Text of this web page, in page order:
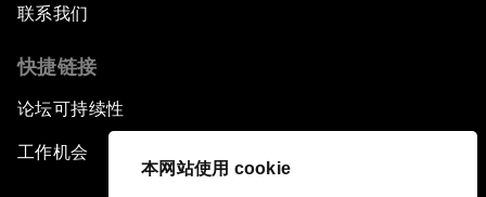
本网站使用 cookie
联系我们
快捷链接
论坛可持续性
工作机会